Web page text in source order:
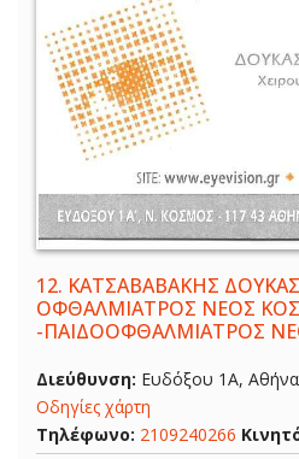
12. ΚΑΤΣΑΒΑΒΑΚΗΣ
ΟΦΘΑΛΜΙΑΤΡΟΣ ΝΕΟΣ
-ΠΑΙΔΟΟΦΘΑΛΜΙΑΤΡΟΣ
Διεύθυνση: Ευδόξου 1Α, Αθήνα
Οδηγίες χάρτη
Τηλέφωνο: 2109240266